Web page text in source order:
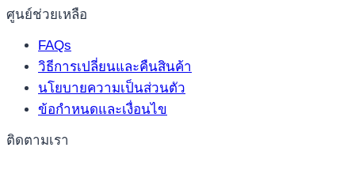
ศูนย์ช่วยเหลือ
FAQs
วิธีการเปลี่ยนและคืนสินค้า
นโยบายความเป็นส่วนตัว
ข้อกำหนดและเงื่อนไข
ติดตามเรา